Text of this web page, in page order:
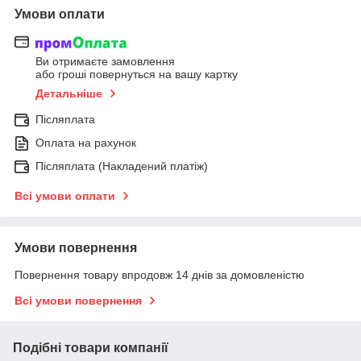
Умови оплати
Ви отримаєте замовлення
або гроші повернуться на вашу картку
Детальніше
Післяплата
Оплата на рахунок
Післяплата (Накладений платіж)
Всі умови оплати
Умови повернення
Повернення товару впродовж 14 днів за домовленістю
Всі умови повернення
Подібні товари компанії